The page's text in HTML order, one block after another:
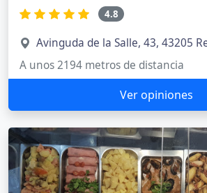
4.8
Avinguda de la Salle, 43, 43205
A unos 2194 metros de distancia
Ver opiniones